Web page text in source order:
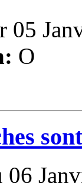
05
O
06